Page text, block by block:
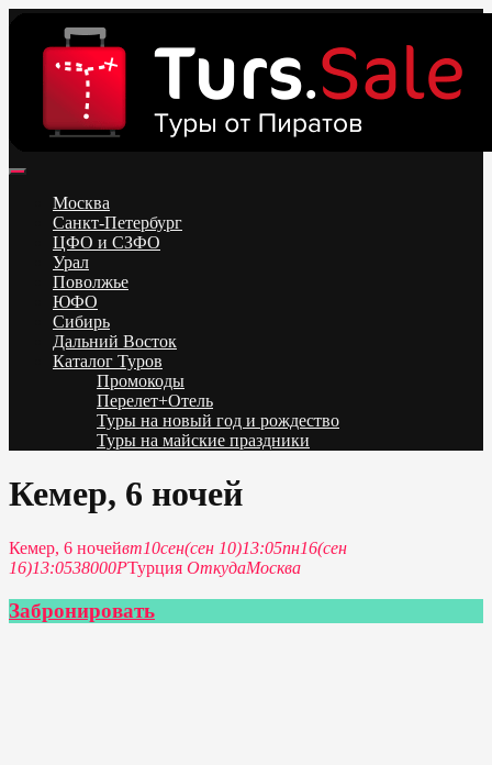
content
Низкие цены на путевки 3-7-10 ночей все включено, отдых на
море. Распродажа экскурсионных и горнолыжных туров.
Обновление каждый день. Официальный сайт Тур Сейл
Москва
Санкт-Петербург
ЦФО и СЗФО
Урал
Поволжье
ЮФО
Сибирь
Дальний Восток
Каталог Туров
Промокоды
Перелет+Отель
Туры на новый год и рождество
Туры на майские праздники
Кемер, 6 ночей
Кемер, 6 ночейвт10сен(сен 10)13:05пн16(сен
16)13:0538000РТурция ОткудаМосква
Забронировать